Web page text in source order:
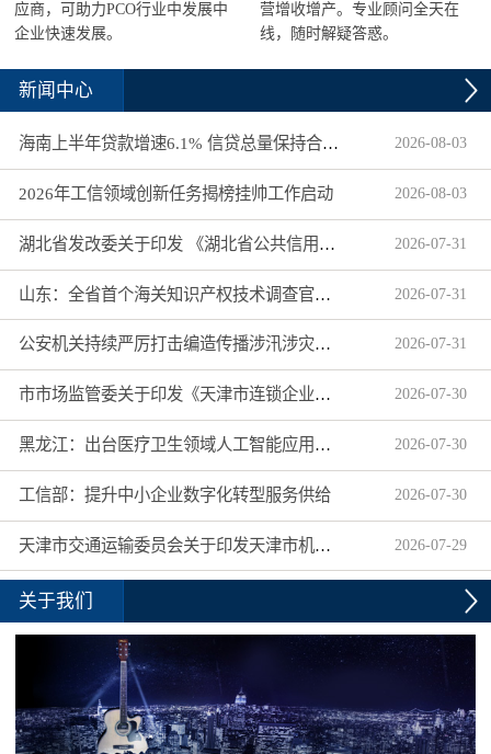
应商，可助力PCO行业中发展中
企业快速发展。
营增收增产。专业顾问全天在
线，随时解疑答惑。
新闻中心
海南上半年贷款增速6.1% 信贷总量保持合理平稳增长 2026-08-03
2026年工信领域创新任务揭榜挂帅工作启动 2026-08-03
湖北省发改委关于印发 《湖北省公共信用信息目录（2026年版）》的通知 2026-07-31
山东：全省首个海关知识产权技术调查官制度落地济南自贸片区 2026-07-31
公安机关持续严厉打击编造传播涉汛涉灾网络谣言 2026-07-31
市市场监管委关于印发《天津市连锁企业食品经营许可“先证后核”信用承诺审批实施办法》的通知 2026-07-30
黑龙江：出台医疗卫生领域人工智能应用工作实施方案 2026-07-30
工信部：提升中小企业数字化转型服务供给 2026-07-30
天津市交通运输委员会关于印发天津市机动车驾驶员培训机构及教练员综合信用评价管理办法的通知 2026-07-29
关于我们